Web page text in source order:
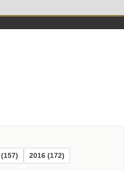
2016 (172)